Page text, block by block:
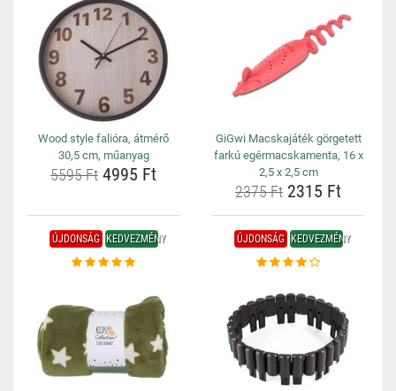
Wood style falióra, átmérő
30,5 cm, műanyag
5595 Ft 4995 Ft
GiGwi Macskajáték görgetett
farkú egérmacskamenta, 16 x
2,5 x 2,5 cm
2375 Ft 2315 Ft
ÚJDONSÁG KEDVEZMÉNY ÚJDONSÁG KEDVEZMÉNY